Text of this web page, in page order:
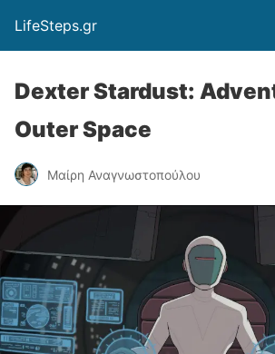
LifeSteps.gr
Dexter Stardust:
Outer Space
Μαίρη Αναγνωστοπούλου